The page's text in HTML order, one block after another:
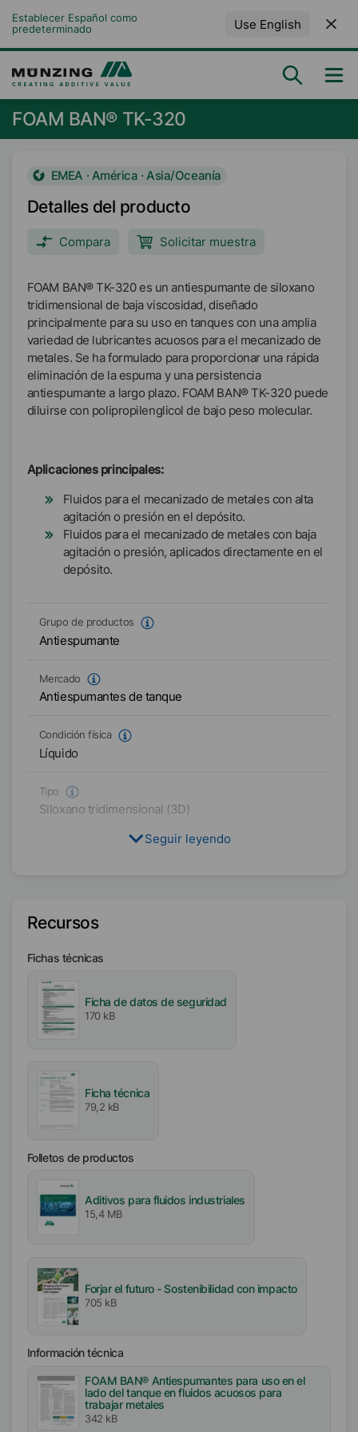
Establecer Español como
predeterminado
Use English
FOAM BAN® TK-320
EMEA · América · Asia/Oceanía
Detalles del producto
Compara Solicitar muestra
FOAM BAN® TK-320 es un antiespumante de siloxano
tridimensional de baja viscosidad, diseñado
principalmente para su uso en tanques con una amplia
variedad de lubricantes acuosos para el mecanizado de
metales. Se ha formulado para proporcionar una rápida
eliminación de la espuma y una persistencia
antiespumante a largo plazo. FOAM BAN® TK-320 puede
diluirse con polipropilenglicol de bajo peso molecular.
Aplicaciones principales:
Fluidos para el mecanizado de metales con alta
agitación o presión en el depósito.
Fluidos para el mecanizado de metales con baja
agitación o presión, aplicados directamente en el
depósito.
Grupo de productos
Antiespumante
Mercado
Antiespumantes de tanque
Condición física
Líquido
Tipo
Siloxano tridimensional (3D)
EMEA
Asia/Oceanía
Seguir leyendo
Recursos
Fichas técnicas
Ficha de datos de seguridad
170 kB
Ficha técnica
79,2 kB
Folletos de productos
Aditivos para fluidos industriales
15,4 MB
Forjar el futuro - Sostenibilidad con impacto
705 kB
Información técnica
FOAM BAN® Antiespumantes para uso en el
lado del tanque en fluidos acuosos para
trabajar metales
342 kB